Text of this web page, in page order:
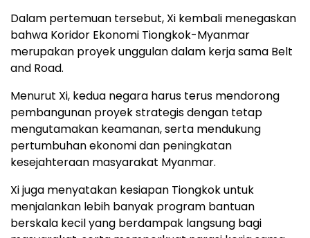
Dalam pertemuan tersebut, Xi kembali menegaskan
bahwa Koridor Ekonomi Tiongkok-Myanmar
merupakan proyek unggulan dalam kerja sama Belt
and Road.
Menurut Xi, kedua negara harus terus mendorong
pembangunan proyek strategis dengan tetap
mengutamakan keamanan, serta mendukung
pertumbuhan ekonomi dan peningkatan
kesejahteraan masyarakat Myanmar.
Xi juga menyatakan kesiapan Tiongkok untuk
menjalankan lebih banyak program bantuan
berskala kecil yang berdampak langsung bagi